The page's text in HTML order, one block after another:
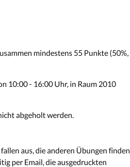
mindestens 55 Punkte (50%,
10:00 - 16:00 Uhr, in Raum 2010
abgeholt werden.
aus, die anderen Übungen finden
per Email, die ausgedruckten